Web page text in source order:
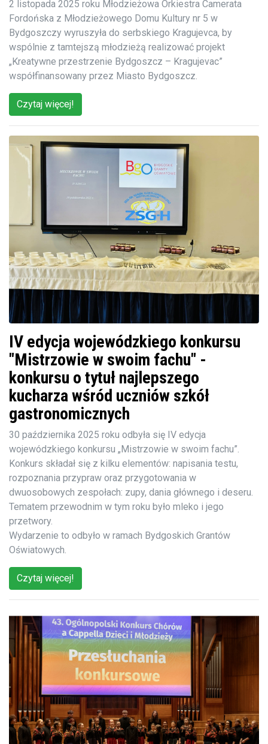
2 listopada 2025 roku Młodzieżowa Orkiestra Camerata
Fordońska z Młodzieżowego Domu Kultury nr 5 w
Bydgoszczy wyruszyła do serbskiego Kragujevca, by
wspólnie z tamtejszą młodzieżą realizować projekt
„Kreatywne przestrzenie Bydgoszcz – Kragujevac”
współfinansowany przez Miasto Bydgoszcz.
Czytaj więcej!
IV edycja wojewódzkiego konkursu
"Mistrzowie w swoim fachu" -
konkursu o tytuł najlepszego
kucharza wśród uczniów szkół
gastronomicznych
30 października 2025 roku odbyła się IV edycja
wojewódzkiego konkursu „Mistrzowie w swoim fachu”.
Konkurs składał się z kilku elementów: napisania testu,
rozpoznania przypraw oraz przygotowania w
dwuosobowych zespołach: zupy, dania głównego i deseru.
Tematem przewodnim w tym roku było mleko i jego
przetwory.
Wydarzenie to odbyło w ramach Bydgoskich Grantów
Oświatowych.
Czytaj więcej!